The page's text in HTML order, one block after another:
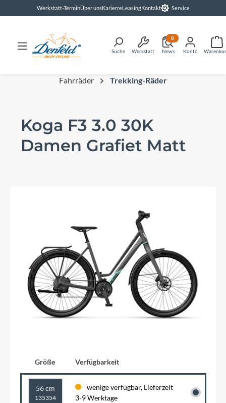
springenWerkstatt-TerminÜber unsKarierreLeasingKontakt Service
Suche Werkstatt News
8
Konto
Fahrräder Trekking-Räder
Koga F3 3.0 30K
Damen Grafiet Matt
Größe Verfügbarkeit
56 cm
135354
wenige verfügbar, Lieferzeit
3-9 Werktage